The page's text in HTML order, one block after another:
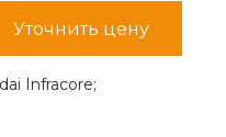
Уточнить цену
Infracore;